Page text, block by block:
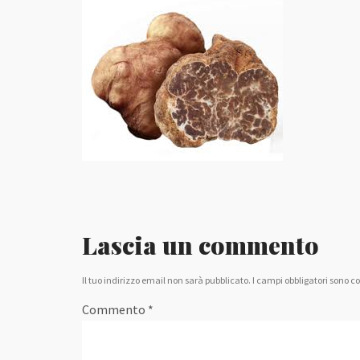
Lascia un commento
Il tuo indirizzo email non sarà pubblicato. I campi obbligatori sono
Commento *